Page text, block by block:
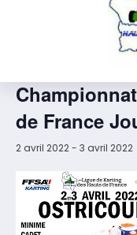
« Tous les
Cet évènement est
de France
2 avril 2022- 3 avril 2022